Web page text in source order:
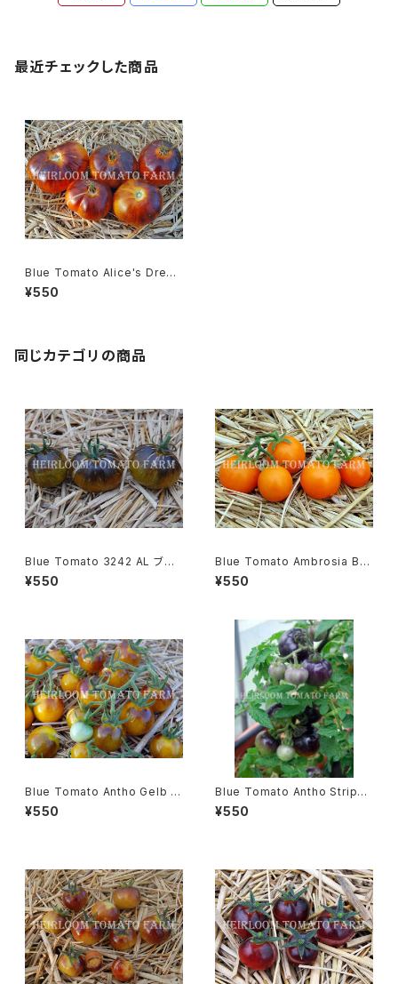
最近チェックした商品
Blue Tomato Alice's Drea
m ブルートマト・アリスズ・ドリー
ム＊2018新品種
¥550
同じカテゴリの商品
Blue Tomato 3242 AL ブル
ートマト・3242 AL＊2019新品
種
¥550
Blue Tomato Ambrosia Bro
nze Cherry ブルートマト・アン
ブロシア・ブロンズ・チェリー＊2
¥550
Blue Tomato Antho Gelb ブ
ルートマト・アント・ゲルブ＊201
9新品種
¥550
Blue Tomato Antho Stripe
Dwarf ブルートマト・アント・ス
トライプ・ドワーフ＊2019新品種
¥550